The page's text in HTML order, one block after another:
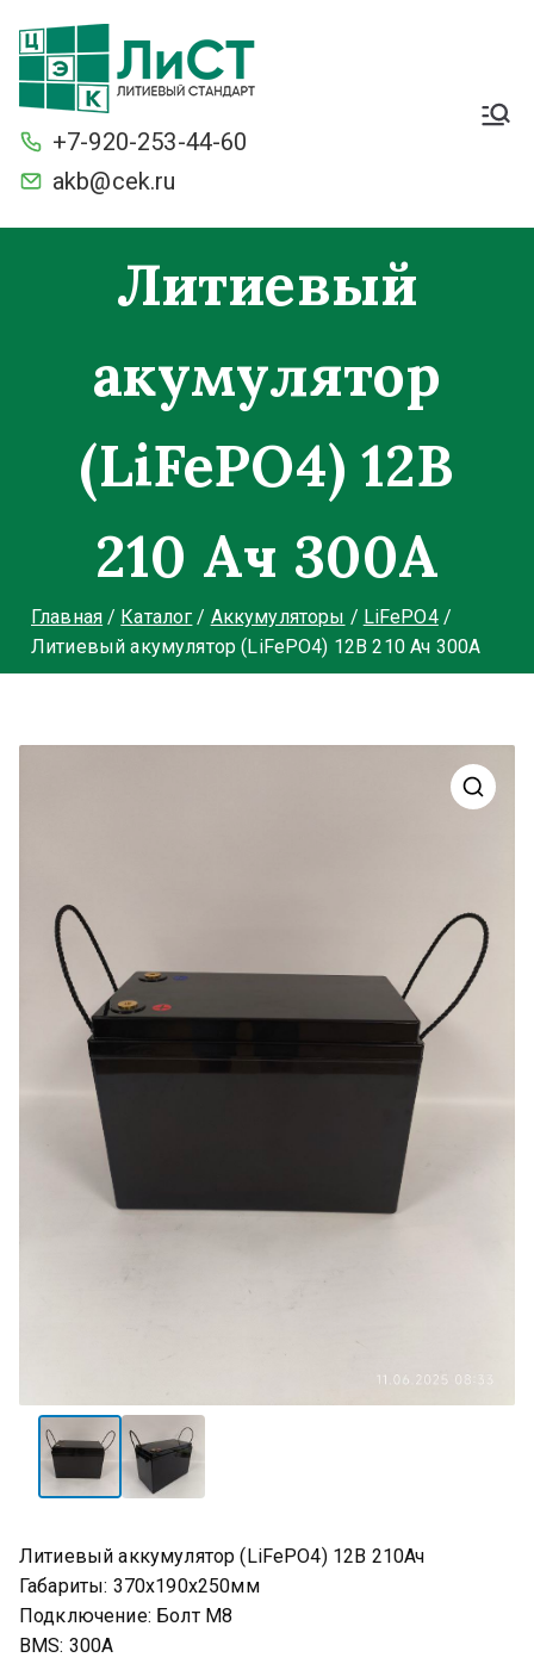
стартерные токи и ёмкость.
+7-920-253-44-60
akb@cek.ru
Литиевый
акумулятор
(LiFePO4) 12В
210 Ач 300А
Главная Каталог Аккумуляторы
LiFePO4
Литиевый акумулятор (LiFePO4) 12В 210 Ач 300А
Литиевый аккумулятор (LiFePO4) 12В 210Ач
Габариты: 370х190х250мм
Подключение: Болт М8
BMS: 300А